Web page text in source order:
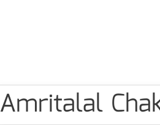
Amritalal